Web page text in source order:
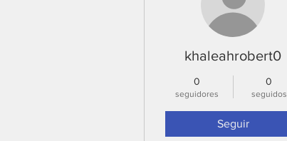
khaleahrobert0
0
seguidores
0
seguidos
Seguir